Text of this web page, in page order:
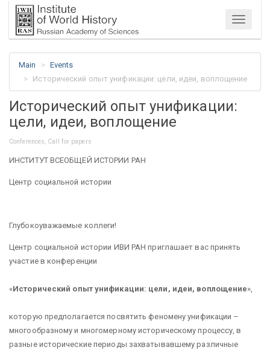
Menu
Main
Events
Исторический опыт унификации: цели, идеи, воплощение
Исторический опыт унификации:
цели, идеи, воплощение
Conferences, Call for papers
ИНСТИТУТ ВСЕОБЩЕЙ ИСТОРИИ РАН
Центр социальной истории
Глубокоуважаемые коллеги!
Центр социальной истории ИВИ РАН приглашает вас принять
участие в конференции
«Исторический опыт унификации: цели, идеи, воплощение»,
которую предполагается посвятить феномену унификации –
многообразному и многомерному историческому процессу, в
разные исторические периоды захватывавшему различные